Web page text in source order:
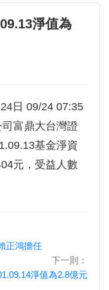
淨值為
日 09/24 07:35
富鼎大台灣證
基金淨資
元，受益人數
正鴻擔任
下一則：
淨值為2.8億元